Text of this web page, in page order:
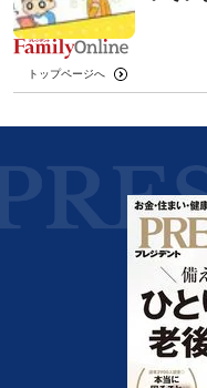
トップページへ